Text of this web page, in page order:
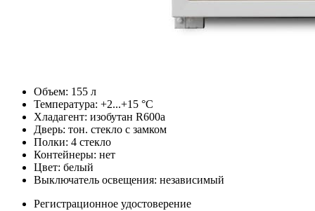
Объем: 155 л
Температура: +2...+15 °C
Хладагент: изобутан R600a
Дверь: тон. стекло с замком
Полки: 4 стекло
Контейнеры: нет
Цвет: белый
Выключатель освещения: независимый
Регистрационное удостоверение